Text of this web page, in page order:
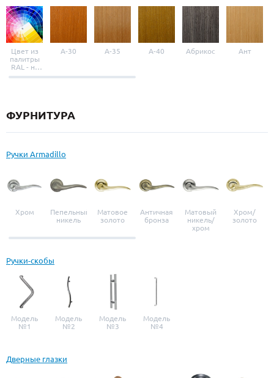
Цвет из
палитры
RAL - на
выбор
A-30 A-35 A-40 Абрикос Ант
ФУРНИТУРА
Ручки Armadillo
Хром
Пепельный
никель
Матовое
золото
Античная
бронза
Матовый
никель/
хром
Хром/
золото
Ручки-скобы
Модель
№1
Модель
№2
Модель
№3
Модель
№4
Дверные глазки